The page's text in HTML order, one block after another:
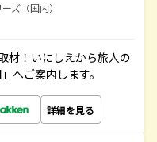
ズ（国内）
材！いにしえから旅人の
へご案内します。
詳細を見る